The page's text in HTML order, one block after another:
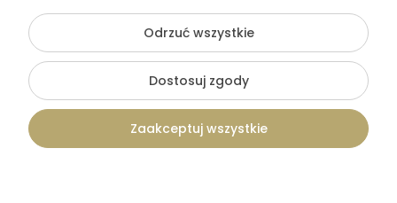
©2026 Wszelkie Prawa Zastrzeżone | TADAM Pracownia
Kreatywna
Szablon Flex byEcommercy
Odrzuć wszystkie
Dostosuj zgody
Zaakceptuj wszystkie